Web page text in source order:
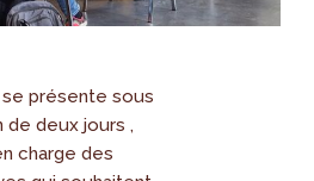
présente sous
deux jours ,
charge des